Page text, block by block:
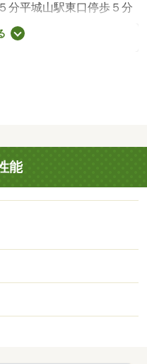
分平城山駅東口停歩５分
：機関保証加入必須。初
料賃料等総額の１％＋８
ＬＰガス料金はご契約
だけます。 【法人契約
ストイレ別／バルコニー
／室内洗濯置／シューズ
浄便座／洗面所独立／駐
ッチン／保証人不要／バ
用可／駅徒歩１０分以内
室６畳以上／プロパンガ
能